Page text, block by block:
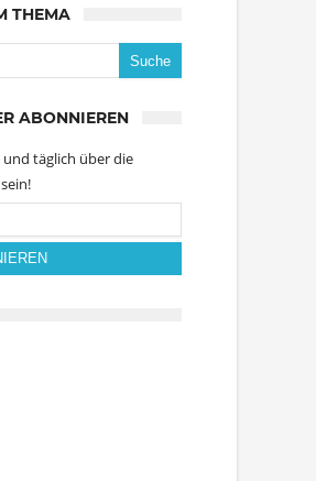
THEMA
ABONNIEREN
und täglich über die